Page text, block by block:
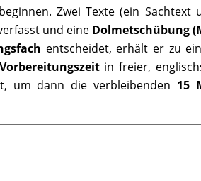
Zwei Texte (ein
und eine Dolmetschübung
entscheidet, erhält er zu
in freier,
um dann die verbleibenden 15